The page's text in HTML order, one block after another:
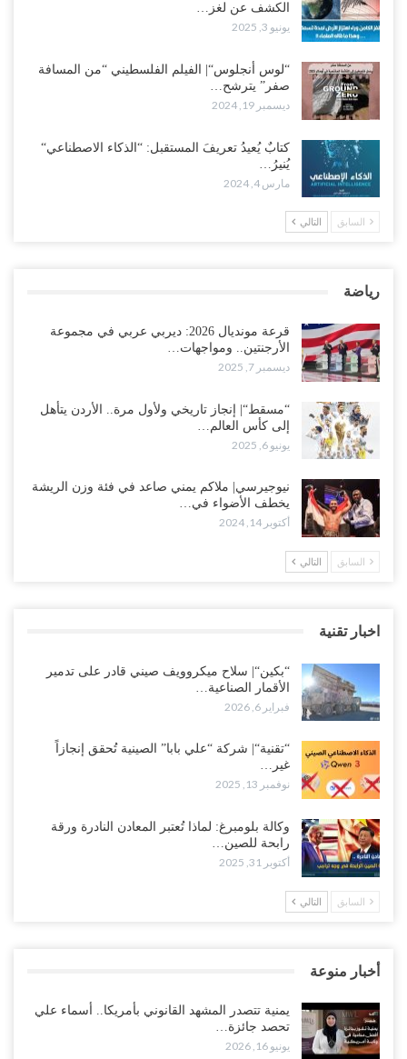
الكشف عن لغز…
يونيو 3, 2025
“لوس أنجلوس“| الفيلم الفلسطيني “من المسافة
صفر” يترشح…
ديسمبر 19, 2024
كتابٌ يُعيدُ تعريفَ المستقبل: “الذكاء الاصطناعي“
يُنيرُ…
مارس 4, 2024
السابق التالي
رياضة
قرعة مونديال 2026: ديربي عربي في مجموعة
الأرجنتين.. ومواجهات…
ديسمبر 7, 2025
“مسقط“| إنجاز تاريخي ولأول مرة.. الأردن يتأهل
إلى كأس العالم…
يونيو 6, 2025
نيوجيرسي| ملاكم يمني صاعد في فئة وزن الريشة
يخطف الأضواء في…
أكتوبر 14, 2024
السابق التالي
اخبار تقنية
“بكين“| سلاح ميكروويف صيني قادر على تدمير
الأقمار الصناعية…
فبراير 6, 2026
“تقنية“| شركة “علي بابا” الصينية تُحقق إنجازاً
غير…
نوفمبر 13, 2025
وكالة بلومبرغ: لماذا تُعتبر المعادن النادرة ورقة
رابحة للصين…
أكتوبر 31, 2025
السابق التالي
أخبار منوعة
يمنية تتصدر المشهد القانوني بأمريكا.. أسماء علي
تحصد جائزة…
يونيو 16, 2026